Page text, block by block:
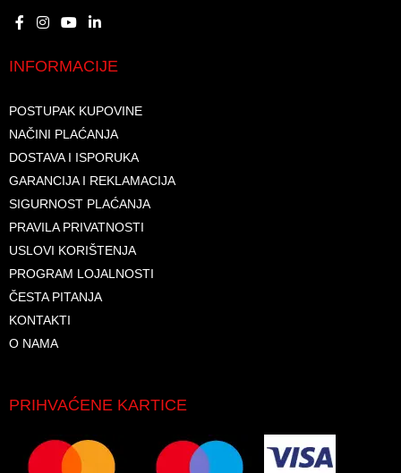
INFORMACIJE
POSTUPAK KUPOVINE
NAČINI PLAĆANJA
DOSTAVA I ISPORUKA
GARANCIJA I REKLAMACIJA
SIGURNOST PLAĆANJA
PRAVILA PRIVATNOSTI
USLOVI KORIŠTENJA
PROGRAM LOJALNOSTI
ČESTA PITANJA
KONTAKTI
O NAMA
PRIHVAĆENE KARTICE